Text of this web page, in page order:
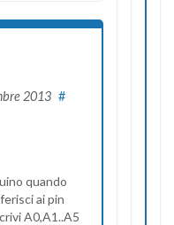
2013 #
quando
ai pin
A0,A1..A5